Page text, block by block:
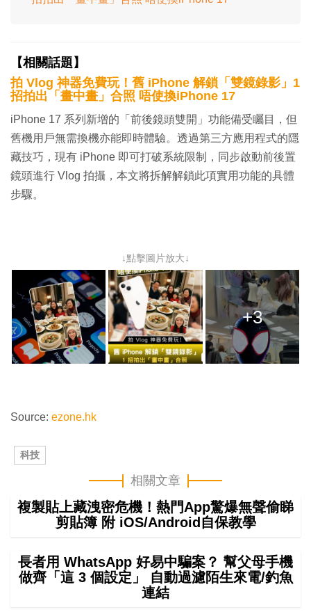
【相關話題】
拍 Vlog 神器免費玩！舊 iPhone 解鎖「雙鏡錄影」1
招拍出「畫中畫」合照 唔使換iPhone 17
iPhone 17 系列新增的「前後鏡頭雙開」功能備受矚目，但
舊機用戶無需換機亦能即時體驗。透過第三方應用程式的隱
藏技巧，現有 iPhone 即可打破系統限制，同步啟動前後置
鏡頭進行 Vlog 拍攝，本文將拆解解鎖此項實用功能的具體
步驟。
↓點擊圖片放大↓
+3
Source: ezone.hk
科技
相關文章
複製貼上藏洩密危機！熱門App驚爆無聲偷睇
剪貼簿 附 iOS/Android自保教學
長者用 WhatsApp 好易中騙案？ 幫父母手機
做齊「這 3 個設定」 自動過濾陌生來電/釣魚
連結